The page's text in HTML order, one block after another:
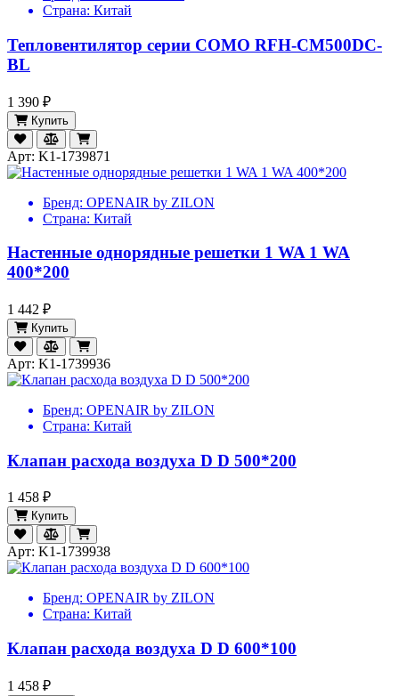
Страна: Китай
Тепловентилятор серии COMO RFH-CM500DC-
BL
1 390 ₽
Купить
Арт: K1-1739871
Бренд: OPENAIR by ZILON
Страна: Китай
Настенные однорядные решетки 1 WA 1 WA
400*200
1 442 ₽
Купить
Арт: K1-1739936
Бренд: OPENAIR by ZILON
Страна: Китай
Клапан расхода воздуха D D 500*200
1 458 ₽
Купить
Арт: K1-1739938
Бренд: OPENAIR by ZILON
Страна: Китай
Клапан расхода воздуха D D 600*100
1 458 ₽